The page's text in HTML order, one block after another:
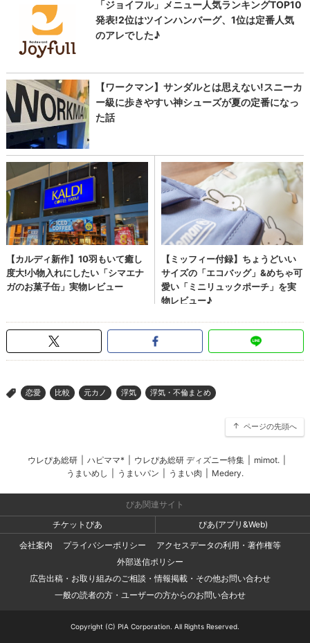
> 恋愛 比較 元カノ 浮気 浮気・不倫まとめ
ページの先頭へ
ウレぴあ総研 ハピママ* ウレぴあ総研 ディズニー特集 mimot.
うまいめし
うまいパン うまい肉 Medery.
ぴあ関連サイト
チケットぴあ
ぴあ(アプリ&Web)
会社案内
プライバシーポリシー
アクセスデータの利用・著作権等
外部送信ポリシー
広告出稿・お取り組みのご相談・情報掲載・その他お問い合わせ
一般の読者の方・ユーザーの方からのお問い合わせ
Copyright (C) PIA Corporation. All Rights Reserved.